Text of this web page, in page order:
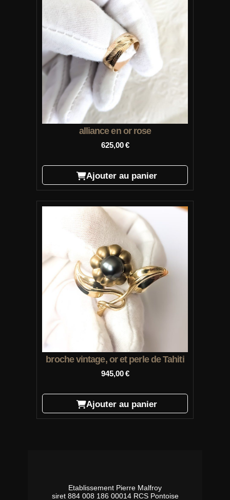
alliance en or rose
625,00€
Ajouter au panier
broche vintage, or et perle de Tahiti
945,00€
Ajouter au panier
Etablissement Pierre Malfroy
siret 884 008 186 00014 RCS Pontoise